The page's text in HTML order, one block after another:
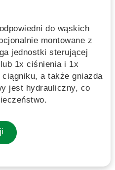
do wąskich
montowane z
jednostki sterującej
1x ciśnienia i 1x
a także gniazda
jest hydrauliczny, co